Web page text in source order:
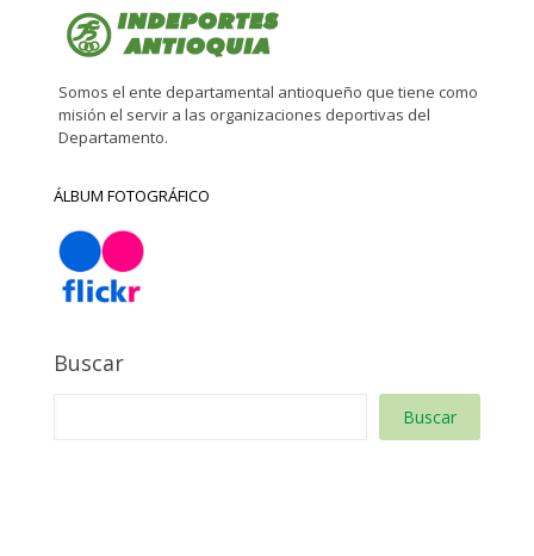
Somos el ente departamental antioqueño que tiene como
misión el servir a las organizaciones deportivas del
Departamento.
ÁLBUM FOTOGRÁFICO
Buscar
Buscar